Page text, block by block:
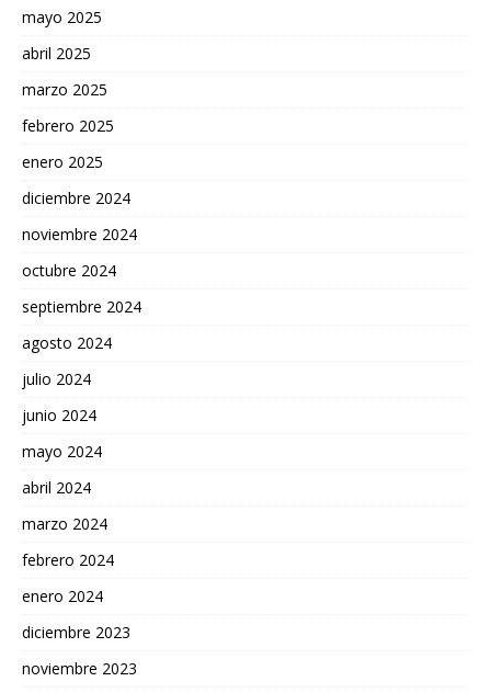
mayo 2025
abril 2025
marzo 2025
febrero 2025
enero 2025
diciembre 2024
noviembre 2024
octubre 2024
septiembre 2024
agosto 2024
julio 2024
junio 2024
mayo 2024
abril 2024
marzo 2024
febrero 2024
enero 2024
diciembre 2023
noviembre 2023